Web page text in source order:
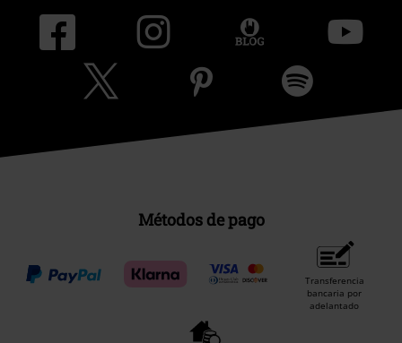
Métodos de pago
Transferencia
bancaria por
adelantado